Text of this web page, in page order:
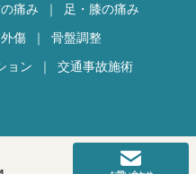
痛み
足・膝の痛み
傷
骨盤調整
ョン
交通事故施術